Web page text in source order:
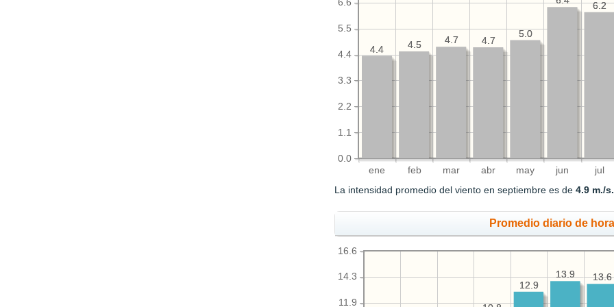
ene feb mar abr may jun jul
0.0
1.1
2.2
3.3
4.4
5.5
6.6 6.2
5.0
4.7
4.7
4.5
4.4
6.2
5.0
4.7
4.7
4.5
4.4
La intensidad promedio del viento en septiembre es de4.9 m./s.
Promedio diario de
11.9
14.3
16.6
13.6
13.9
12.9
13.6
13.9
12.9